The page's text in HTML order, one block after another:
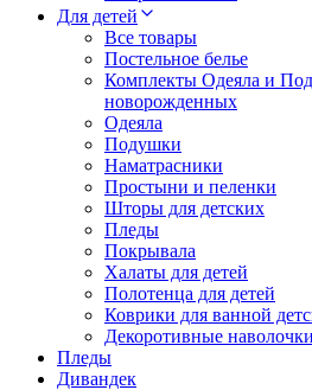
Для детей
Все товары
Постельное белье
Комплекты Одеяла и
новорожденных
Одеяла
Подушки
Наматрасники
Простыни и пеленки
Шторы для детских
Пледы
Покрывала
Халаты для детей
Полотенца для детей
Коврики для ванной
Декоротивные наволочки
Пледы
Дивандек